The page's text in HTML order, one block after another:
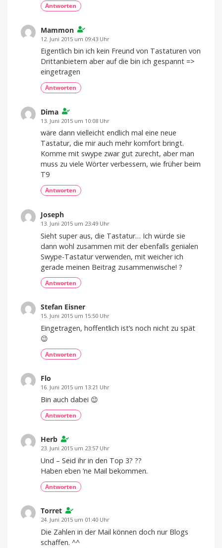
Antworten
Mammon
12. Juni 2015 um 09:43 Uhr
Eigentlich bin ich kein Freund von Tastaturen von
Drittanbietern aber auf die bin ich gespannt =>
eingetragen
Antworten
Dima
13. Juni 2015 um 10:08 Uhr
wäre dann vielleicht endlich mal eine neue
Tastatur, die mir auch mehr komfort bringt.
Komme mit swype zwar gut zurecht, aber man
muss zu viele Wörter verbessern, wie früher beim
T9
Antworten
Joseph
13. Juni 2015 um 23:49 Uhr
Sieht super aus, die Tastatur… Ich würde sie
dann wohl zusammen mit der ebenfalls genialen
Swype-Tastatur verwenden, mit weicher ich
gerade meinen Beitrag zusammenwische! ?
Antworten
Stefan Eisner
15. Juni 2015 um 15:50 Uhr
Eingetragen, hoffentlich ist’s noch nicht zu spät
😉
Antworten
Flo
16. Juni 2015 um 13:21 Uhr
Bin auch dabei 😉
Antworten
Herb
23. Juni 2015 um 23:57 Uhr
Und – Seid ihr in den Top 3? ??
Haben eben ’ne Mail bekommen.
Antworten
Torret
24. Juni 2015 um 01:40 Uhr
Die Zahlen in der Mail können doch nur Blogs
schaffen. ^^